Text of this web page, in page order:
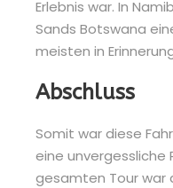
Erlebnis war. In
Sands Botswana
meisten in
Abschluss
Somit war diese
eine unvergessliche
gesamten Tour war